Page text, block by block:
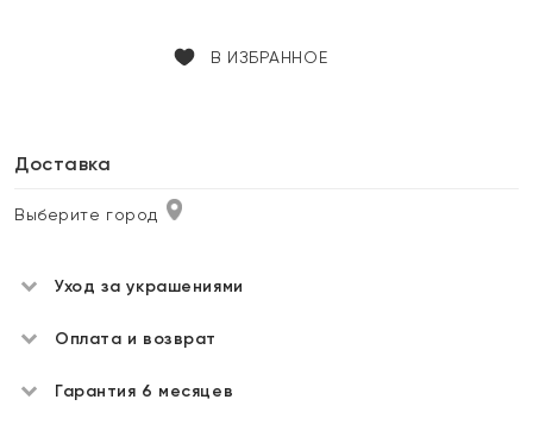
В ИЗБРАННОЕ
Доставка
Выберите город
Уход за украшениями
Оплата и возврат
Гарантия 6 месяцев